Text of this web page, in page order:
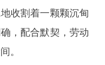
收割着一颗颗沉甸
，配合默契，劳动
。